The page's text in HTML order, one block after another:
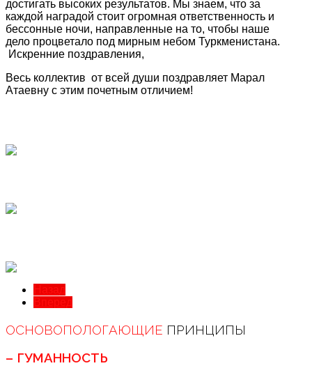
достигать высоких результатов. Мы знаем, что за
каждой наградой стоит огромная ответственность и
бессонные ночи, направленные на то, чтобы наше
дело процветало под мирным небом Туркменистана.
Искренние поздравления,
Весь коллектив от всей души поздравляет Марал
Атаевну с этим почетным отличием!
ОСНОВОПОЛОГАЮЩИЕ ПРИНЦИПЫ
– ГУМАННОСТЬ